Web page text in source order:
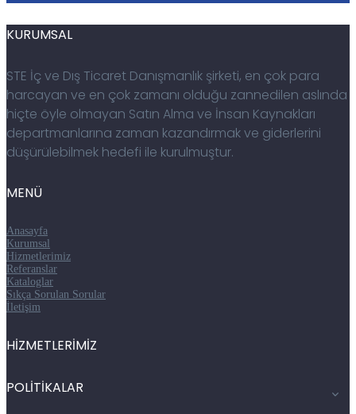
KURUMSAL
STE İç ve Dış Ticaret Danışmanlık şirketi, en çok para
harcayan ve en çok zamanı olduğu zannedilen aslında
hiçte öyle olmayan Satın Alma ve İnsan Kaynakları
departmanlarına zaman kazandırmak ve giderlerini
düşürülebilmek hedefi ile kurulmuştur.
MENÜ
Anasayfa
Kurumsal
Hizmetlerimiz
Referanslar
Kataloglar
Sıkça Sorulan Sorular
İletişim
HİZMETLERİMİZ
POLİTİKALAR